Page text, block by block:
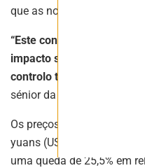
que as novas medidas
“Este controlo não é uma
impacto significativo em
controlo temporário
sénior da Counterpoint
Os preços da grafite
yuans (US$ 539,62) por
uma queda de 25,5% em